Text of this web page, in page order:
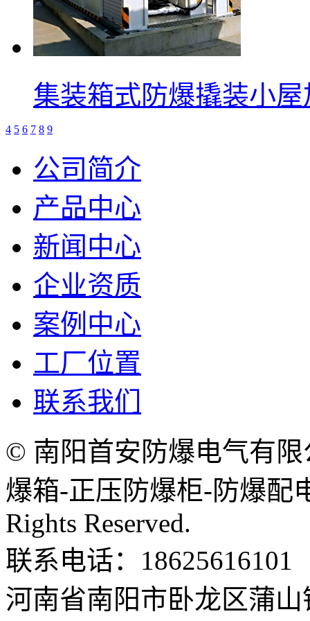
集装箱式防爆撬装小
4 5 6 7 8 9
公司简介
产品中心
新闻中心
企业资质
案例中心
工厂位置
联系我们
© 南阳首安防爆电气有
爆箱-正压防爆柜-防爆配
Rights Reserved.
联系电话：18625616101
河南省南阳市卧龙区蒲